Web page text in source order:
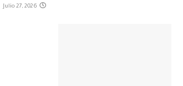
Julio 27, 2026